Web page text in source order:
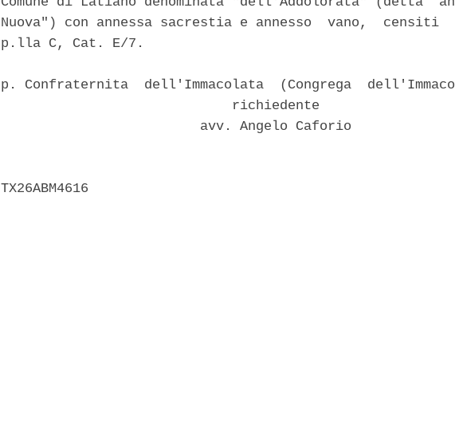
Nuova") con annessa sacrestia e annesso  vano,
p.lla C, Cat. E/7.
p. Confraternita  dell'Immacolata  (Congrega
                             richiedente
                         avv. Angelo Caforio